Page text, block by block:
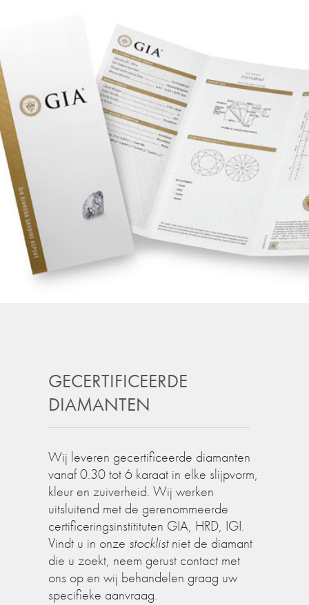
GECERTIFICEERDE
DIAMANTEN
Wij leveren gecertificeerde diamanten
vanaf 0.30 tot 6 karaat in elke slijpvorm,
kleur en zuiverheid. Wij werken
uitsluitend met de gerenommeerde
certificeringsinstitituten GIA, HRD, IGI.
Vindt u in onze stocklistniet de diamant
die u zoekt, neem gerust contact met
ons op en wij behandelen graag uw
specifieke aanvraag.